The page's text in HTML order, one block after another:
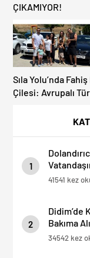
1
41541 kez
2
Didim’de
Bakıma
34542 kez
ÇIKAMIYOR!
Sıla Yolu’nda
Çilesi: Avrupalı
Gümrükler